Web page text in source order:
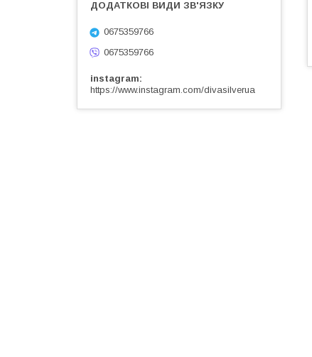
0675359766
0675359766
instagram
https://www.instagram.com/divasilverua